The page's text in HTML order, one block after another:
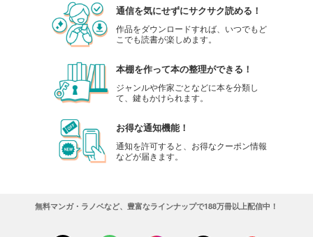
通信を気にせずにサクサク読める！
作品をダウンロードすれば、いつでもど
こでも読書が楽しめます。
本棚を作って本の整理ができる！
ジャンルや作家ごとなどに本を分類し
て、鍵もかけられます。
お得な通知機能！
通知を許可すると、お得なクーポン情報
などが届きます。
無料マンガ・ラノベなど、豊富なラインナップで188万冊以上配信中！